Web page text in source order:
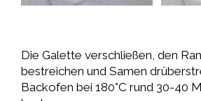
Die Galette verschließen, den
bestreichen und Samen
Backofen bei 180°C rund 30-40